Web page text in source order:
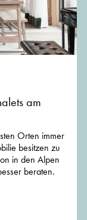
am
Orten immer
besitzen zu
in den Alpen
beraten.